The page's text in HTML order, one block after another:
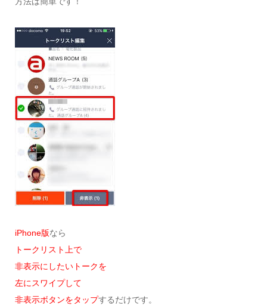
iPhone版なら
トークリスト上で
非表示にしたいトークを
左にスワイプして
非表示ボタンをタップするだけです。